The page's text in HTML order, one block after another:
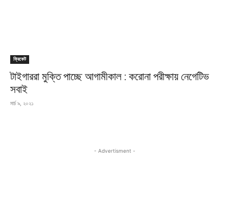
ক্রিকেট
টাইগাররা মুক্তি পাচ্ছে আগামীকাল : করোনা পরীক্ষায় নেগেটিভ
সবাই
মার্চ ৯, ২০২১
- Advertisment -